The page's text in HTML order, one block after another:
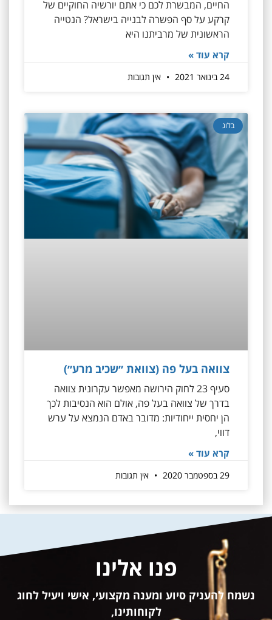
החיים, המבשרת לכם כי אתם יורשיה החוקיים של
קרקע על סף הפשרה לבנייה בישראל? הנטייה
הראשונית של מרביתנו היא
קרא עוד »
24 בינואר 2021 אין תגובות
בלוג
צוואה בעל פה (צוואת ״שכיב מרע״)
סעיף 23 לחוק הירושה מאפשר עקרונית צוואה
בדרך של צוואה בעל פה, אולם הוא הנסיבות לכך
הן יחסית ייחודיות: מדובר באדם הנמצא על ערש
דווי,
קרא עוד »
29 בספטמבר 2020 אין תגובות
פנו אלינו
נשמח להעניק סיוע ומענה מקצועי, אישי ויעיל לחוג
לקוחותינו,